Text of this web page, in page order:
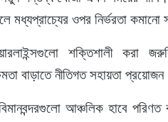
মধ্যপ্রাচ্যের ওপর নির্ভরতা
শক্তিশালী করা
বাড়াতে নীতিগত সহায়তা
আঞ্চলিক হাবে